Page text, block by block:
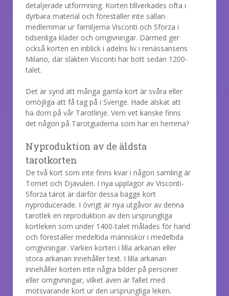
detaljerade utformning. Korten tillverkades ofta i
dyrbara material och föreställer inte sällan
medlemmar ur familjerna Visconti och Sforza i
tidsenliga kläder och omgivningar. Därmed ger
också korten en inblick i adelns liv i renässansens
Milano, där släkten Visconti har bott sedan 1200-
talet.
Det är synd att många gamla kort är svåra eller
omöjliga att få tag på i Sverige. Hade älskat att
ha dom på vår Tarotlinje. Vem vet kanske finns
det någon på Tarotguiderna som har en hemma?
Nyproduktion av de äldsta
tarotkorten
De två kort som inte finns kvar i någon samling är
Tornet och Djävulen. I nya upplagor av Visconti-
Sforza tarot är därför dessa bägge kort
nyproducerade. I övrigt är nya utgåvor av denna
tarotlek en reproduktion av den ursprungliga
kortleken som under 1400-talet målades för hand
och föreställer medeltida människor i medeltida
omgivningar. Varken korten i lilla arkanan eller
stora arkanan innehåller text. I lilla arkanan
innehåller korten inte några bilder på personer
eller omgivningar, vilket även är fallet med
motsvarande kort ur den ursprungliga leken.